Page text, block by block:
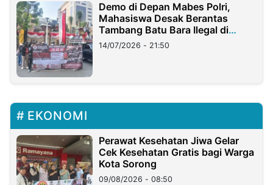
Demo di Depan Mabes Polri,
Mahasiswa Desak Berantas
Tambang Batu Bara Ilegal di
Lampung
14/07/2026 - 21:50
EKONOMI
Perawat Kesehatan Jiwa Gelar
Cek Kesehatan Gratis bagi Warga
Kota Sorong
09/08/2026 - 08:50